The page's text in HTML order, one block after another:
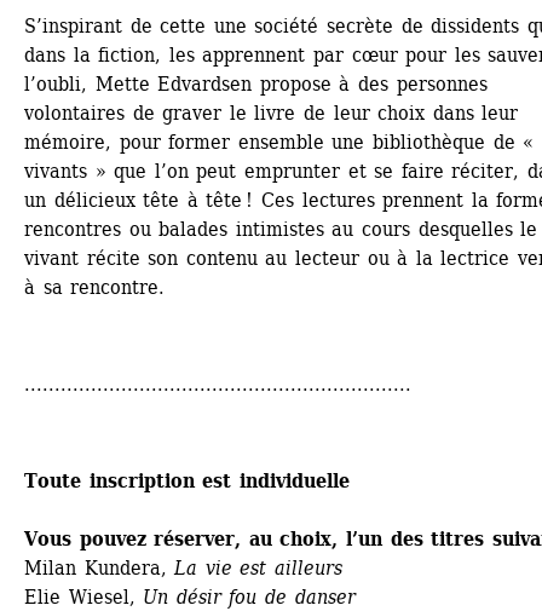
S’inspirant de cette une société secrète de dissidents
dans la fiction, les apprennent par cœur pour les
l’oubli, Mette Edvardsen propose à des personnes
volontaires de graver le livre de leur choix dans leur
mémoire, pour former ensemble une bibliothèque de «
vivants » que l’on peut emprunter et se faire réciter,
un délicieux tête à tête ! Ces lectures prennent la
rencontres ou balades intimistes au cours desquelles
vivant récite son contenu au lecteur ou à la lectrice
à sa rencontre.
................................................................
Toute inscription est individuelle
Vous pouvez réserver, au choix, l’un des titres
Milan Kundera, La vie est ailleurs
Elie Wiesel, Un désir fou de danser